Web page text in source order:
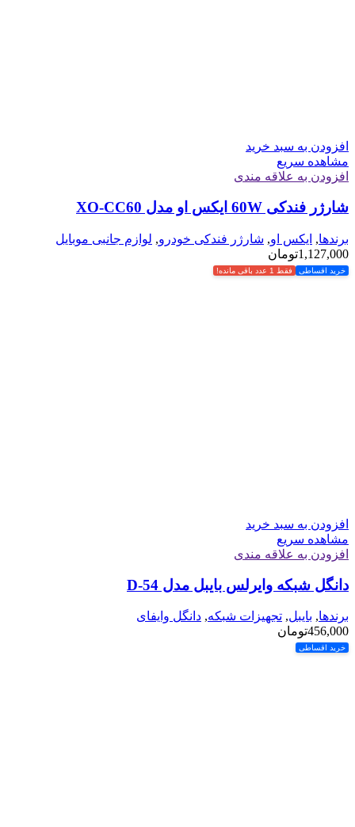
افزودن به سبد خرید
مشاهده سریع
افزودن به علاقه مندی
شارژر فندکی 60W ایکس او مدل XO-CC60
برندها, ایکس او, شارژر فندکی خودرو, لوازم جانبی موبایل
1,127,000تومان
خرید اقساطی فقط 1 عدد باقی مانده!
افزودن به سبد خرید
مشاهده سریع
افزودن به علاقه مندی
دانگل شبکه وایرلس بایبل مدل D-54
برندها, بایبل, تجهیزات شبکه, دانگل وایفای
456,000تومان
خرید اقساطی